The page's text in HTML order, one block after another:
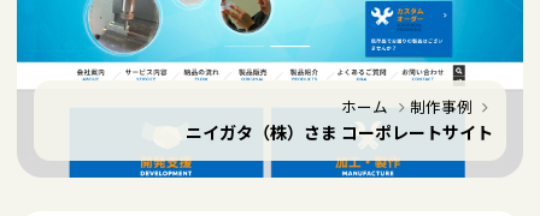
ホーム 制作事例
ニイガタ（株）さま コーポレートサイト